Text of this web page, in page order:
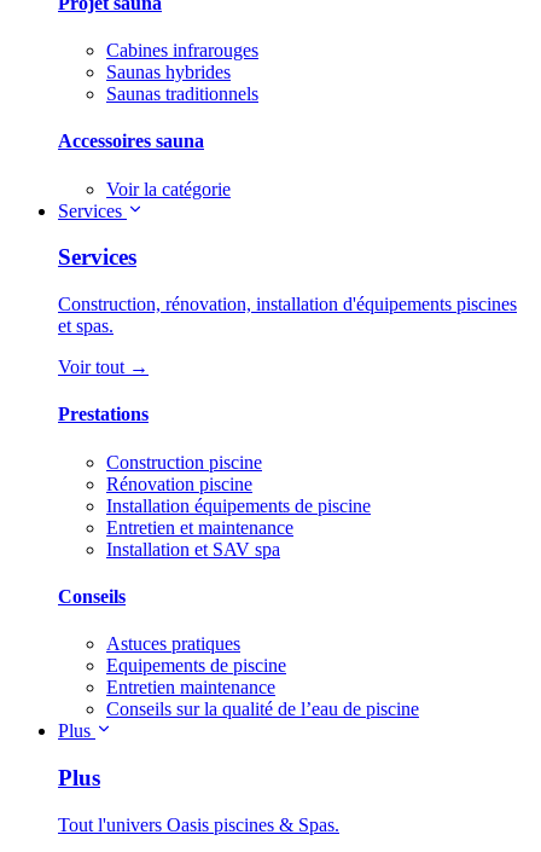
Cabines infrarouges
Saunas hybrides
Saunas traditionnels
Accessoires sauna
Voir la catégorie
Services
Services
Construction, rénovation, installation d'équipements piscines
et spas.
Voir tout →
Prestations
Construction piscine
Rénovation piscine
Installation équipements de piscine
Entretien et maintenance
Installation et SAV spa
Conseils
Astuces pratiques
Equipements de piscine
Entretien maintenance
Conseils sur la qualité de l’eau de piscine
Plus
Plus
Tout l'univers Oasis piscines & Spas.